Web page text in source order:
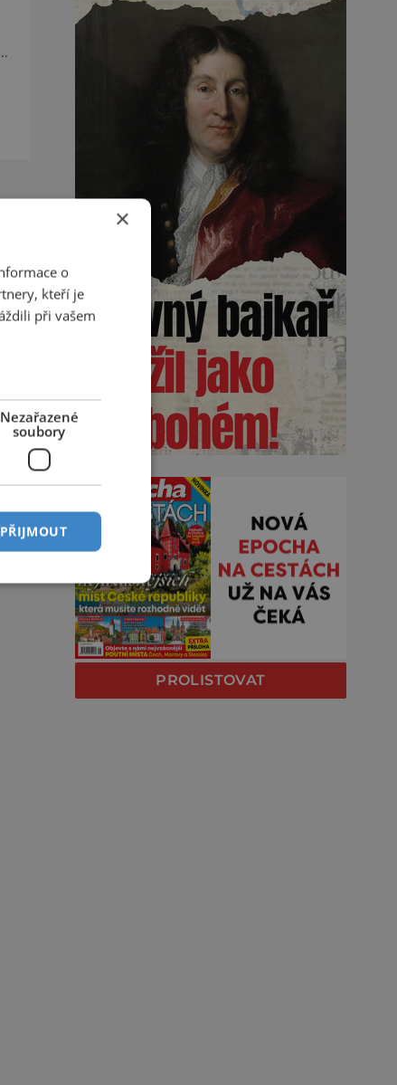
PROLISTOVAT
×
o
kteří je
při vašem
Nezařazené
soubory